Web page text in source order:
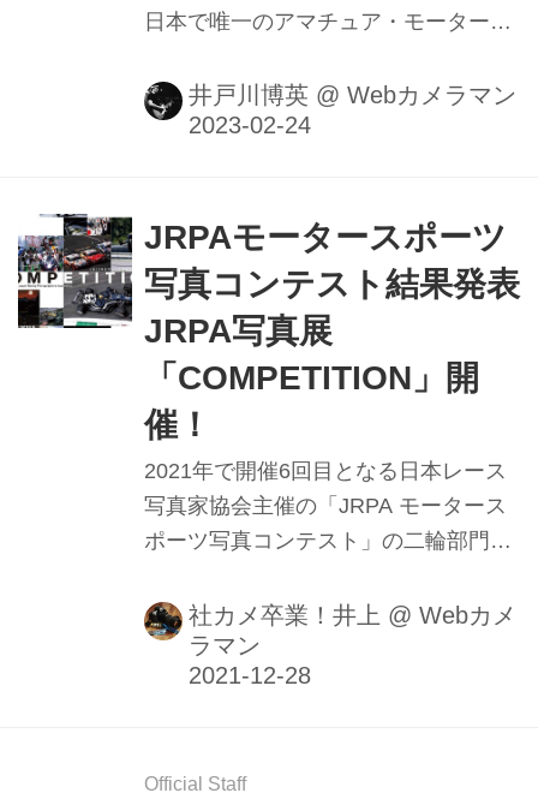
日本で唯一のアマチュア・モータース
ーツ写真展in東京会場」がギャラリー
NEWS京橋にて開催中。会期は明後
井戸川博英 @ Webカメラマン
JRPAモータースポーツ
写真コンテスト結果発表
JRPA写真展
「COMPETITION」開
催！
2021年で開催6回目となる日本レース
写真家協会主催の「JRPA モータース
ポーツ写真コンテスト」の二輪部門、
決定した。これら入選作品は2022年に
開催されるJRPA写真展
「COMPETITION」会場にて展示され
社カメ卒業！井上 @ Webカメ
ラマン
Official Staff